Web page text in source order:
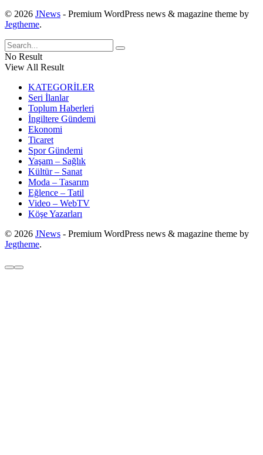
© 2026 JNews - Premium WordPress news & magazine theme by
Jegtheme.
No Result
View All Result
KATEGORİLER
Seri İlanlar
Toplum Haberleri
İngiltere Gündemi
Ekonomi
Ticaret
Spor Gündemi
Yaşam – Sağlık
Kültür – Sanat
Moda – Tasarım
Eğlence – Tatil
Video – WebTV
Köşe Yazarları
© 2026 JNews - Premium WordPress news & magazine theme by
Jegtheme.